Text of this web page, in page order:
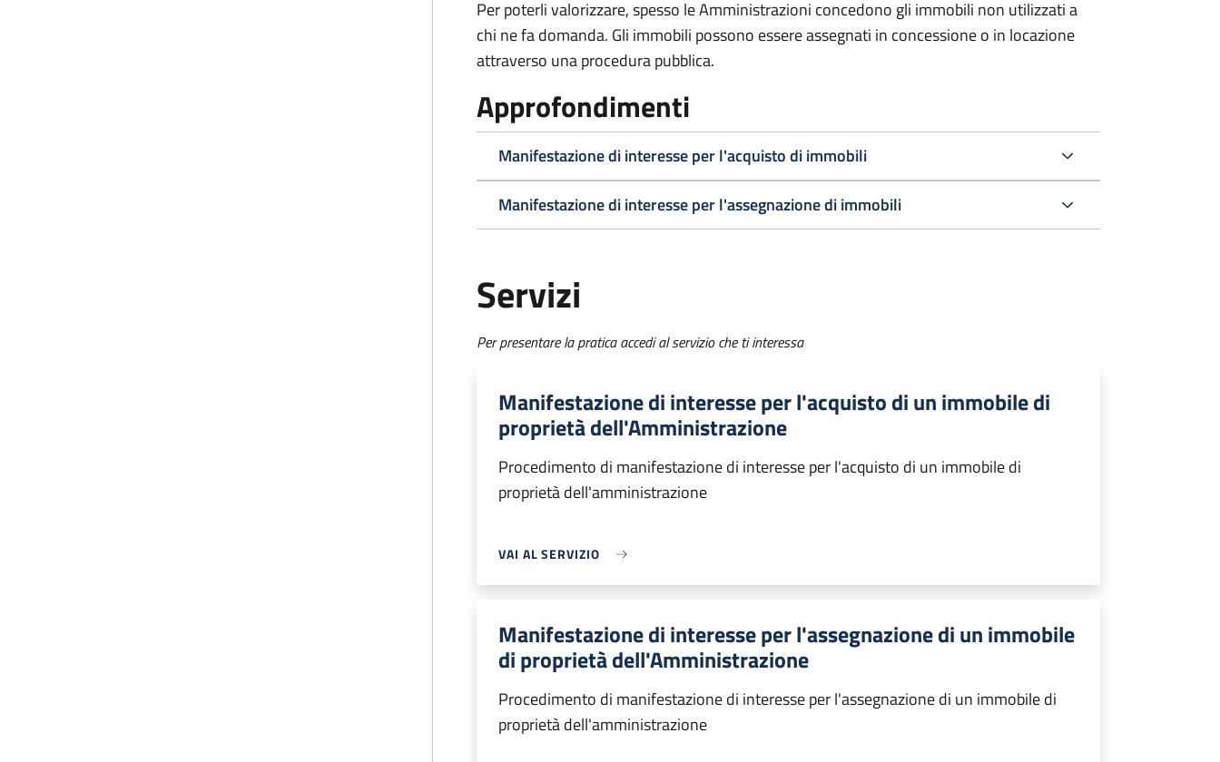
Per poterli valorizzare, spesso le Amministrazioni concedono gli immobili non utilizzati a
chi ne fa domanda. Gli immobili possono essere assegnati in concessione o in locazione
attraverso una procedura pubblica.
Approfondimenti
Manifestazione di interesse per l'acquisto di immobili
Manifestazione di interesse per l'assegnazione di immobili
Servizi
Per presentare la pratica accedi al servizio che ti interessa
Manifestazione di interesse per l'acquisto di un immobile di
proprietà dell'Amministrazione
Procedimento di manifestazione di interesse per l'acquisto di un immobile di
proprietà dell'amministrazione
VAI AL SERVIZIO
Manifestazione di interesse per l'assegnazione di un immobile
di proprietà dell'Amministrazione
Procedimento di manifestazione di interesse per l'assegnazione di un immobile di
proprietà dell'amministrazione